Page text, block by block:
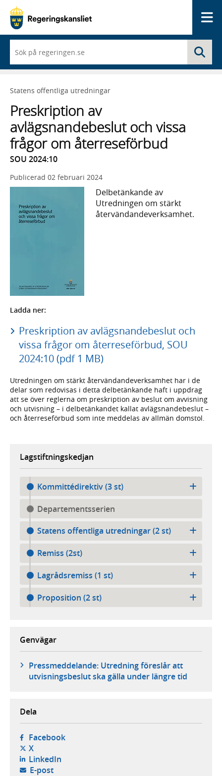
du
börjar
skriva
framträder
lista
med
sökförslag
Statens offentliga utredningar
Preskription av
avlägsnandebeslut och vissa
frågor om återreseförbud
SOU 2024:10
Publicerad 02 februari 2024
Delbetänkande av
Utredningen om stärkt
återvändandeverksamhet.
Ladda ner:
Preskription av avlägsnandebeslut och
vissa frågor om återreseförbud, SOU
2024:10 (pdf 1 MB)
Utredningen om stärkt återvändandeverksamhet har i de
delar som redovisas i detta delbetänkande haft i uppdrag
att se över reglerna om preskription av beslut om avvisning
och utvisning – i delbetänkandet kallat avlägsnandebeslut –
och återreseförbud som inte meddelas av allmän domstol.
Lagstiftningskedjan
Kommittédirektiv (3 st)
Departementsserien
Statens offentliga utredningar (2 st)
Remiss (2st)
Lagrådsremiss (1 st)
Proposition (2 st)
Genvägar
Pressmeddelande: Utredning föreslår att
utvisningsbeslut ska gälla under längre tid
Dela
Facebook- öppnas i ny flik, extern webbplats,
X- öppnas i ny flik, extern webbplats,
LinkedIn- öppnas i ny flik, extern webbplats,
E-post- öppnar din e-postklient,